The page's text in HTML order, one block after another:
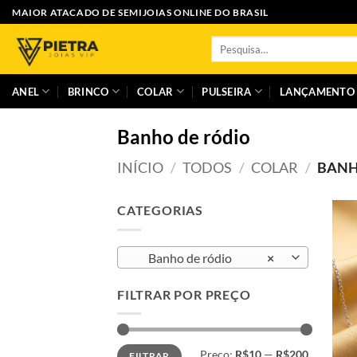
Skip
to
content
MAIOR ATACADO DE SEMIJOIAS ONLINE DO BRASIL
ANEL BRINCO COLAR PULSEIRA LANÇAMENTO
Banho de ródio
INÍCIO / TODOS / COLAR /
CATEGORIAS
×
Banho de ródio
FILTRAR POR PREÇO
Preço
Preço
Preço: R$10 — R$200